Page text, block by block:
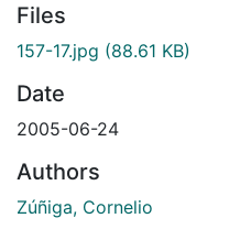
Files
157-17.jpg (88.61 KB)
Date
2005-06-24
Authors
Zúñiga, Cornelio